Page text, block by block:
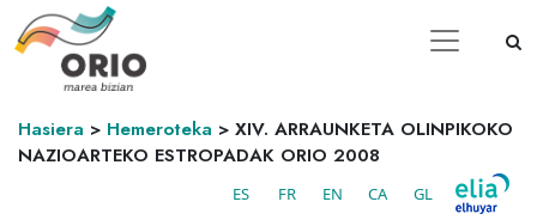
Hasiera > Hemeroteka > XIV. ARRAUNKETA OLINPIKOKO
NAZIOARTEKO ESTROPADAK ORIO 2008
ES FR EN CA GL